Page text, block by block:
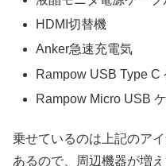
HDMI切替機
Anker急速充電気
Rampow USB Type C
Rampow Micro USB
乗せているのは上記のア
あるので、周辺機器が増